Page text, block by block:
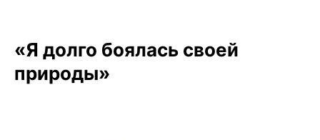
«Я долго боялась своей
природы»